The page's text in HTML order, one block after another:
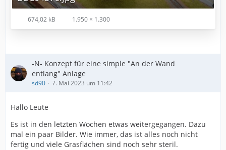
674,02 kB 1.950 × 1.300
-N- Konzept für eine simple "An der Wand
entlang" Anlage
sd90 7. Mai 2023 um 11:42
Hallo Leute
Es ist in den letzten Wochen etwas weitergegangen. Dazu
mal ein paar Bilder. Wie immer, das ist alles noch nicht
fertig und viele Grasflächen sind noch sehr steril.